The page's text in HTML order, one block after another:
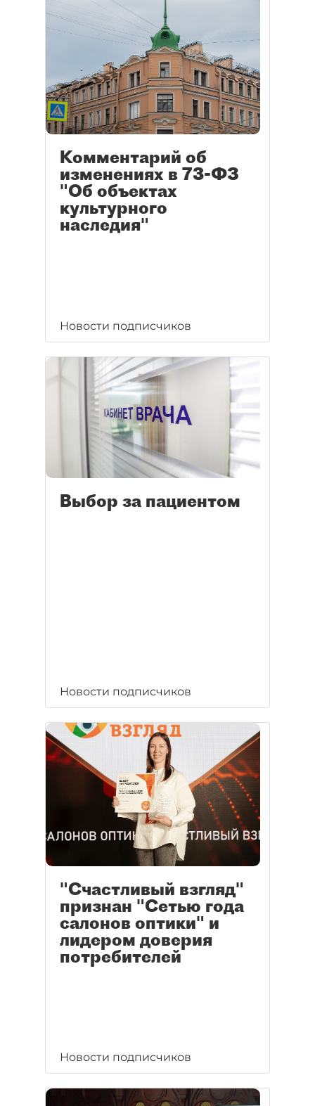
Комментарий об
изменениях в 73-ФЗ
"Об объектах
культурного
наследия"
Новости подписчиков
Выбор за пациентом
Новости подписчиков
"Счастливый взгляд"
признан "Сетью года
салонов оптики" и
лидером доверия
потребителей
Новости подписчиков